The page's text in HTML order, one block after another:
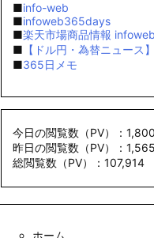
■info-web
■infoweb365days
■楽天市場商品情報
■ 【ドル円・為替ニュース】
■365日メモ
今日の閲覧数（PV）：1,800
昨日の閲覧数（PV）：1,565
総閲覧数（PV）：107,914